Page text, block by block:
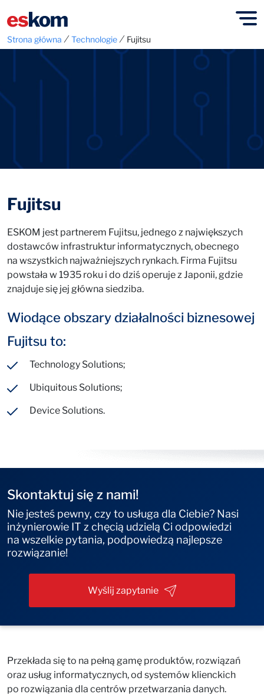
Strona główna ⁄Technologie⁄ Fujitsu
Fujitsu
ESKOM jest partnerem Fujitsu, jednego z największych
dostawców infrastruktur informatycznych, obecnego
na wszystkich najważniejszych rynkach. Firma Fujitsu
powstała w 1935 roku i do dziś operuje z Japonii, gdzie
znajduje się jej główna siedziba.
Wiodące obszary działalności biznesowej
Fujitsu to:
Technology Solutions;
Ubiquitous Solutions;
Device Solutions.
Skontaktuj się z nami!
Nie jesteś pewny, czy to usługa dla Ciebie? Nasi
inżynierowie IT z chęcią udzielą Ci odpowiedzi
na wszelkie pytania, podpowiedzą najlepsze
rozwiązanie!
Wyślij zapytanie
Przekłada się to na pełną gamę produktów, rozwiązań
oraz usług informatycznych, od systemów klienckich
po rozwiązania dla centrów przetwarzania danych.